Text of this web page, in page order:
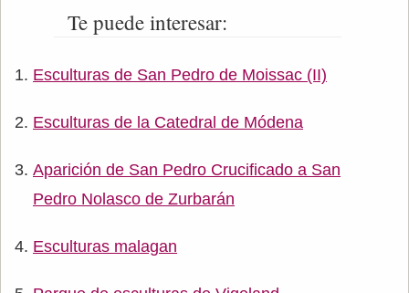
Te puede interesar:
Esculturas de San Pedro de Moissac (II)
Esculturas de la Catedral de Módena
Aparición de San Pedro Crucificado a San
Pedro Nolasco de Zurbarán
Esculturas malagan